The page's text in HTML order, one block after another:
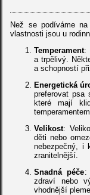
Než se podíváme
vlastnosti jsou u
Temperament:
a trpělivý.
a schopností
Energetická
preferovat psa
které mají
Velikost:
děti nebo
nebezpečný, i
zranitelnější.
Snadná péče:
zdraví nebo
vhodnější